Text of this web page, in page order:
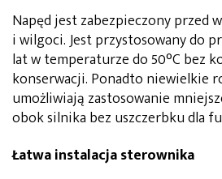
Napęd jest zabezpieczony przed
i wilgoci. Jest przystosowany do
lat w temperaturze do 50°C bez
konserwacji. Ponadto niewielkie
umożliwiają zastosowanie
obok silnika bez uszczerbku dla
Łatwa instalacja sterownika